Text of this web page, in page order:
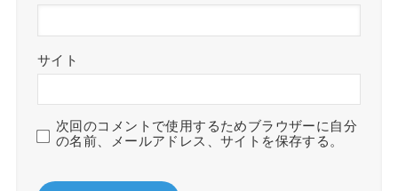
サイト
次回のコメントで使用するためブラウザーに自分
の名前、メールアドレス、サイトを保存する。